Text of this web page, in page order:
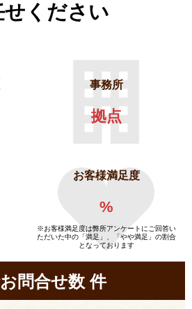
せください
事務所
拠点
お客様満足度
%
※お客様満足度は弊所アンケートにご回答い
ただいた中の「満足」、「やや満足」の割合
となっております
問合せ数件